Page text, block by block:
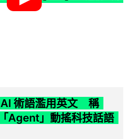
AI 術語濫用英文 稱
Agent」動搖科技話語